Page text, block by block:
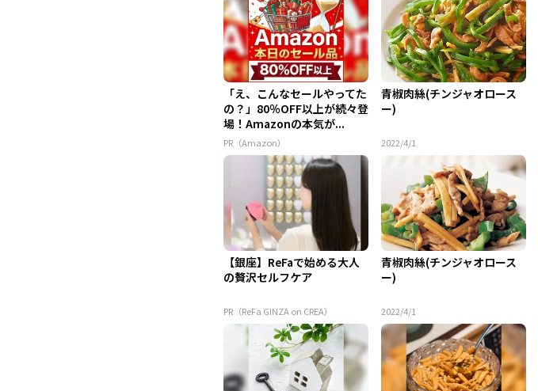
「え、こんなセールやってた
の？」80％OFF以上が続々登
場！Amazonの本気が...
PR（Amazon）
青椒肉絲(チンジャオロース
ー)
2022/4/1
【銀座】ReFaで始める大人
の贅沢セルフケア
PR（ReFa GINZA on CREA）
青椒肉絲(チンジャオロース
ー)
2022/4/1